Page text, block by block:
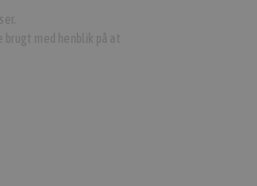
med henblik på at